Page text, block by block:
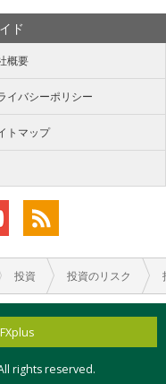
投資 投資のリスク
ド
概要
イバシーポリシー
トマップ
rights reserved.